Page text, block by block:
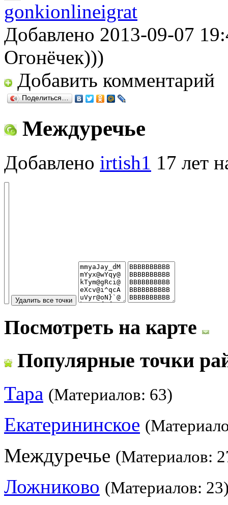
gonkionlineigrat
Добавлено 2013-09-07
Огонёчек)))
Добавить комментарий
Поделиться…
Междуречье
Добавлено irtish1 17 лет
Посмотреть на карте
Популярные точки
Тара (Материалов: 63)
Екатерининское
Междуречье (Материалов:
Ложниково (Материалов: